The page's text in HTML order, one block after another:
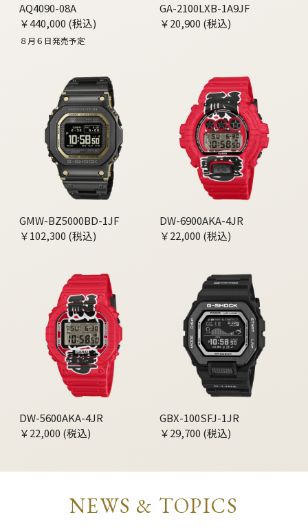
AQ4090-08A
￥440,000 (税込)
８月６日発売予定
GA-2100LXB-1A9JF
￥20,900 (税込)
GMW-BZ5000BD-1JF
￥102,300 (税込)
DW-6900AKA-4JR
￥22,000 (税込)
DW-5600AKA-4JR
￥22,000 (税込)
GBX-100SFJ-1JR
￥29,700 (税込)
NEWS & TOPICS